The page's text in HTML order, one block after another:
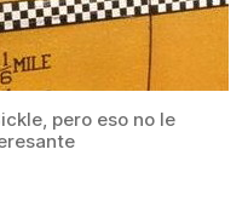
pero eso no le